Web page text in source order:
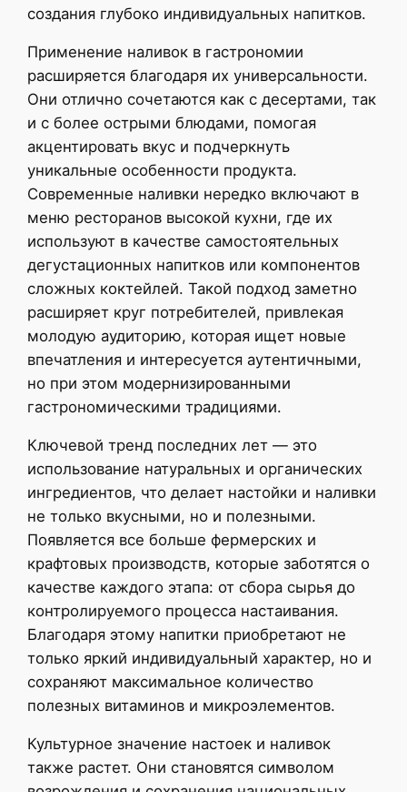
создания глубоко индивидуальных напитков.
Применение наливок в гастрономии
расширяется благодаря их универсальности.
Они отлично сочетаются как с десертами, так
и с более острыми блюдами, помогая
акцентировать вкус и подчеркнуть
уникальные особенности продукта.
Современные наливки нередко включают в
меню ресторанов высокой кухни, где их
используют в качестве самостоятельных
дегустационных напитков или компонентов
сложных коктейлей. Такой подход заметно
расширяет круг потребителей, привлекая
молодую аудиторию, которая ищет новые
впечатления и интересуется аутентичными,
но при этом модернизированными
гастрономическими традициями.
Ключевой тренд последних лет — это
использование натуральных и органических
ингредиентов, что делает настойки и наливки
не только вкусными, но и полезными.
Появляется все больше фермерских и
крафтовых производств, которые заботятся о
качестве каждого этапа: от сбора сырья до
контролируемого процесса настаивания.
Благодаря этому напитки приобретают не
только яркий индивидуальный характер, но и
сохраняют максимальное количество
полезных витаминов и микроэлементов.
Культурное значение настоек и наливок
также растет. Они становятся символом